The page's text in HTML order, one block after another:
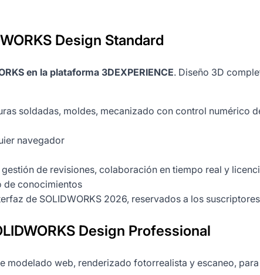
Design Standard
en la plataforma 3DEXPERIENCE. Diseño 3D
soldadas, moldes, mecanizado con control numérico
navegador
de revisiones, colaboración en tiempo real y
de conocimientos
de SOLIDWORKS 2026, reservados a los
Design Professional
modelado web, renderizado fotorrealista y escaneo,